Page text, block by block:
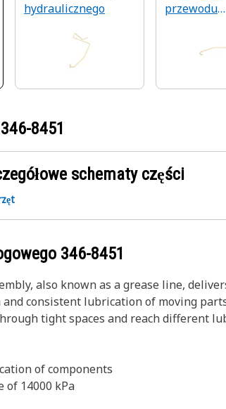
hydraulicznego
przewodu
346-8451
schematy części
346-8451
also known as a grease line,
consistent lubrication of moving
tight spaces and reach different
of components
of 14000 kPa